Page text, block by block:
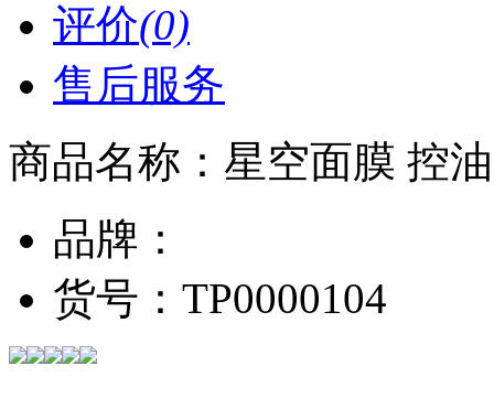
评价(0)
售后服务
商品名称： 星空面膜 控
品牌：
货号： TP0000104